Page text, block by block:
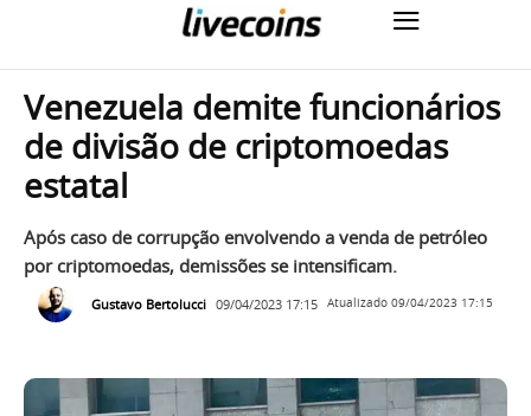
Venezuela demite funcionários
de divisão de criptomoedas
estatal
Após caso de corrupção envolvendo a venda de petróleo
por criptomoedas, demissões se intensificam.
Gustavo Bertolucci 09/04/2023 17:15 Atualizado 09/04/2023 17:15